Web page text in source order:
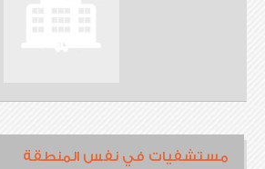
مستشفيات في نفس المنطقة